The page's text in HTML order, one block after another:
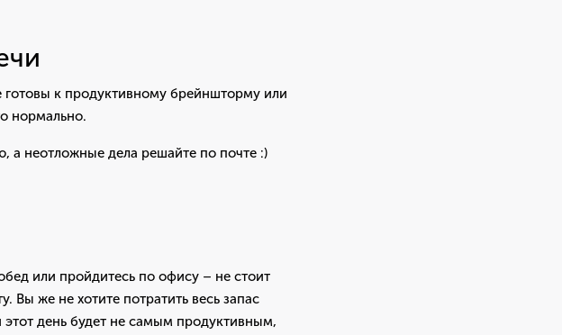
к продуктивному брейншторму или
нормально.
а неотложные дела решайте по почте :)
или пройдитесь по офису – не стоит
Вы же не хотите потратить весь запас
этот день будет не самым продуктивным,